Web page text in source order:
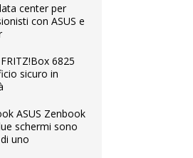
center per
con ASUS e
6825
sicuro in
ASUS Zenbook
schermi sono
uno